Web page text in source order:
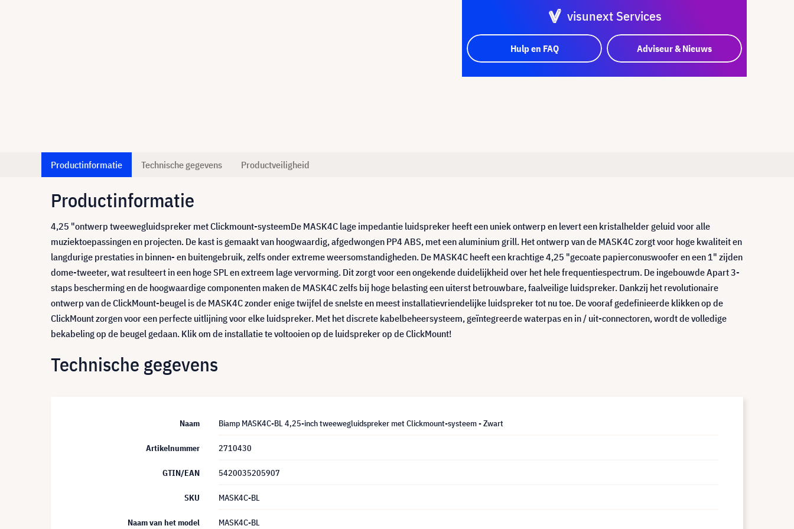
visunext Services
Hulp en FAQ Adviseur & Nieuws
Productinformatie Technische gegevens Productveiligheid
Productinformatie
4,25 "ontwerp tweewegluidspreker met Clickmount-systeemDe MASK4C lage impedantie luidspreker heeft een uniek ontwerp en levert een kristalhelder geluid voor alle
muziektoepassingen en projecten. De kast is gemaakt van hoogwaardig, afgedwongen PP4 ABS, met een aluminium grill. Het ontwerp van de MASK4C zorgt voor hoge kwaliteit en
langdurige prestaties in binnen- en buitengebruik, zelfs onder extreme weersomstandigheden. De MASK4C heeft een krachtige 4,25 "gecoate papierconuswoofer en een 1" zijden
dome-tweeter, wat resulteert in een hoge SPL en extreem lage vervorming. Dit zorgt voor een ongekende duidelijkheid over het hele frequentiespectrum. De ingebouwde Apart 3-
staps bescherming en de hoogwaardige componenten maken de MASK4C zelfs bij hoge belasting een uiterst betrouwbare, faalveilige luidspreker. Dankzij het revolutionaire
ontwerp van de ClickMount-beugel is de MASK4C zonder enige twijfel de snelste en meest installatievriendelijke luidspreker tot nu toe. De vooraf gedefinieerde klikken op de
ClickMount zorgen voor een perfecte uitlijning voor elke luidspreker. Met het discrete kabelbeheersysteem, geïntegreerde waterpas en in / uit-connectoren, wordt de volledige
bekabeling op de beugel gedaan. Klik om de installatie te voltooien op de luidspreker op de ClickMount!
Technische gegevens
Naam Biamp MASK4C-BL 4,25-inch tweewegluidspreker met Clickmount-systeem - Zwart
Artikelnummer 2710430
GTIN/EAN 5420035205907
SKU MASK4C-BL
Naam van het model MASK4C-BL